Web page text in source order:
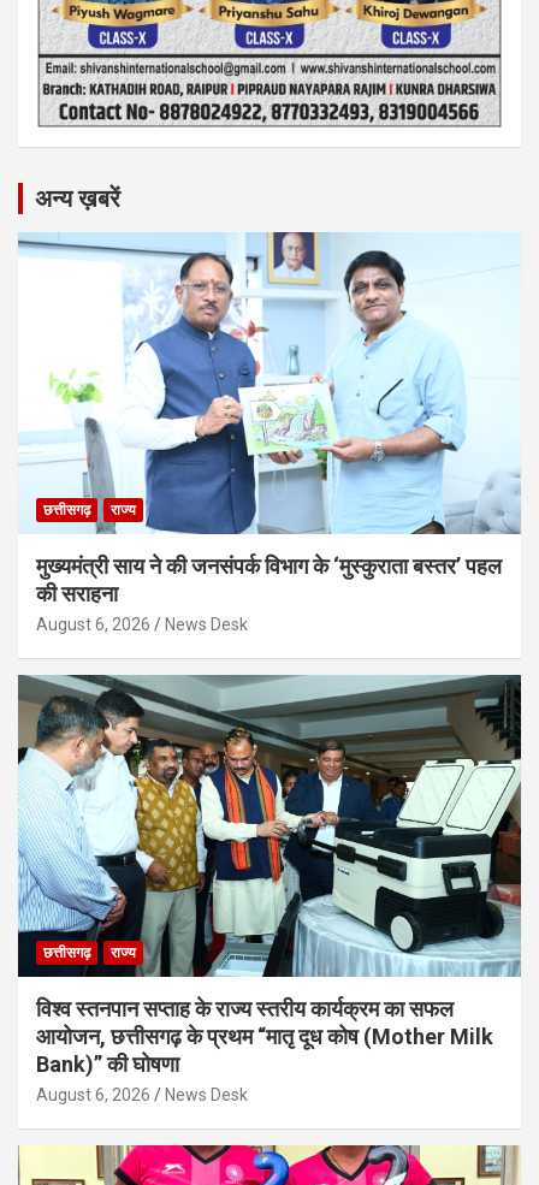
अन्य ख़बरें
छत्तीसगढ़ राज्य
मुख्यमंत्री साय ने की जनसंपर्क विभाग के ‘मुस्कुराता बस्तर’ पहल
की सराहना
August 6, 2026 News Desk
छत्तीसगढ़ राज्य
विश्व स्तनपान सप्ताह के राज्य स्तरीय कार्यक्रम का सफल
आयोजन, छत्तीसगढ़ के प्रथम “मातृ दूध कोष (Mother Milk
Bank)” की घोषणा
August 6, 2026 News Desk